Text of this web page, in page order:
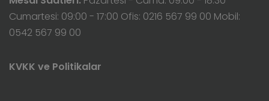
Cumartesi: 09:00 - 17:00 Ofis: 0216 567 99 00 Mobil:
0542 567 99 00
KVKK ve Politikalar